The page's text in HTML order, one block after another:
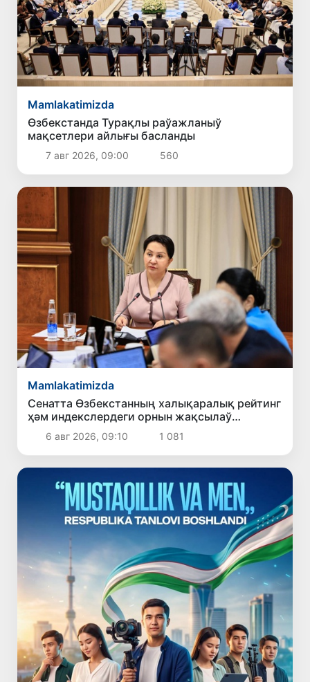
Mamlakatimizda
Өзбекстанда Турақлы раўажланыў
мақсетлери айлығы басланды
7 авг 2026, 09:00 560
Mamlakatimizda
Сенатта Өзбекстанның халықаралық рейтинг
ҳәм индекслердеги орнын жақсылаў
илажлары додаланды
6 авг 2026, 09:10 1 081